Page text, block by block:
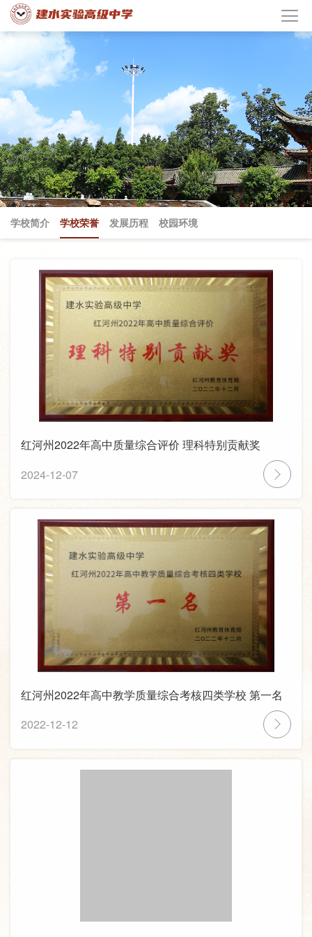
学校简介 学校荣誉 发展历程 校园环境
红河州2022年高中质量综合评价 理科特别贡献奖
2024-12-07
红河州2022年高中教学质量综合考核四类学校 第一名
2022-12-12